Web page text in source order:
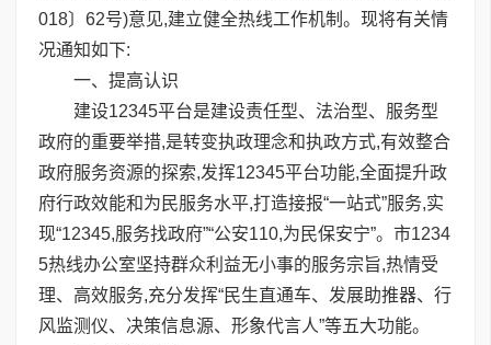
018〕62号)意见,建立健全热线工作机制。现将有关情
况通知如下:
一、提高认识
建设12345平台是建设责任型、法治型、服务型
政府的重要举措,是转变执政理念和执政方式,有效整合
政府服务资源的探索,发挥12345平台功能,全面提升政
府行政效能和为民服务水平,打造接报“一站式”服务,实
现“12345,服务找政府”“公安110,为民保安宁”。市1234
5热线办公室坚持群众利益无小事的服务宗旨,热情受
理、高效服务,充分发挥“民生直通车、发展助推器、行
风监测仪、决策信息源、形象代言人”等五大功能。